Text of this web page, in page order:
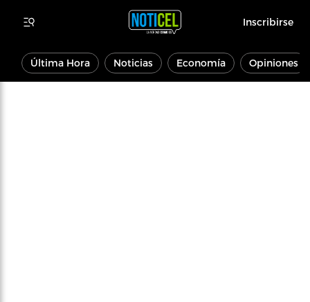
Inscribirse
Última Hora Noticias Economía Opiniones